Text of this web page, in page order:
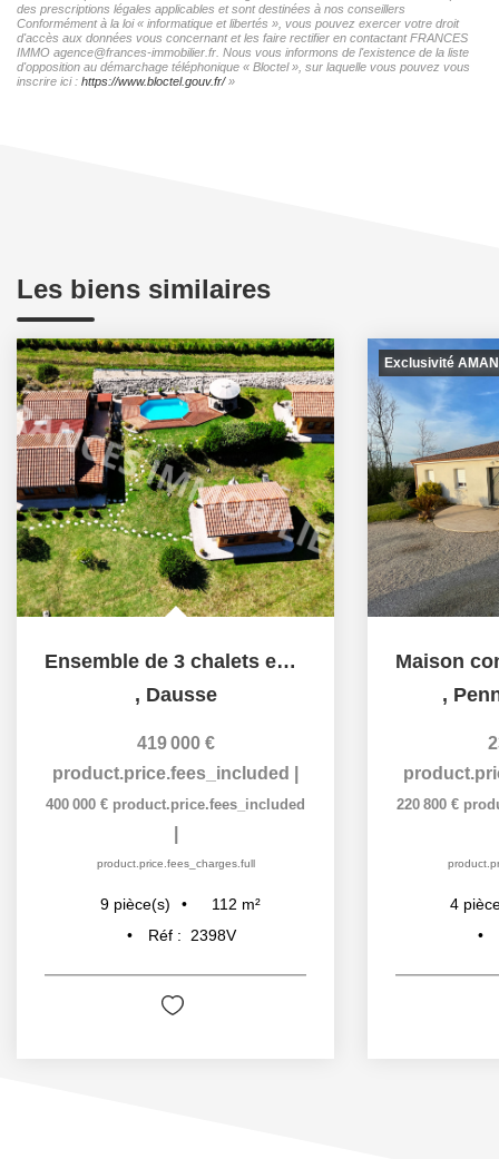
des prescriptions légales applicables et sont destinées à nos conseillers
Conformément à la loi « informatique et libertés », vous pouvez exercer votre droit
d'accès aux données vous concernant et les faire rectifier en contactant FRANCES
IMMO agence@frances-immobilier.fr. Nous vous informons de l'existence de la liste
d'opposition au démarchage téléphonique « Bloctel », sur laquelle vous pouvez vous
inscrire ici : https://www.bloctel.gouv.fr/»
Les biens similaires
Ensemble de 3 chalets en bois, site de villégiature avec...
, Dausse
419 000 €
product.price.fees_included
400 000 € product.price.fees_included
product.price.fees_charges.full
9 pièce(s) 112 m²
Réf :
2398V
Exclusivité
,
220 800 €
4